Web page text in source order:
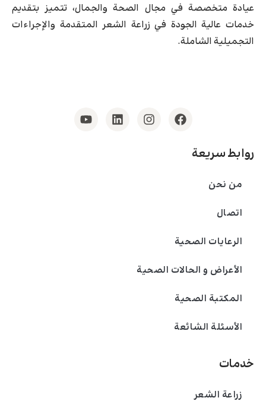
خدمات
زراعة الشعر
روابط سريعة
من نحن
اتصال
الرعايات الصحية
الأعراض و الحالات الصحية
المكتبة الصحية
الأسئلة الشائعة
عيادة متخصصة في مجال الصحة والجمال، تتميز بتقديم
خدمات عالية الجودة في زراعة الشعر المتقدمة والإجراءات
التجميلية الشاملة.